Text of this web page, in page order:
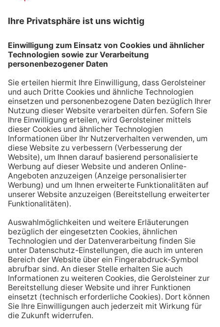
nicht vergisst. Denke daran, auch unterwegs immer
etwas Wasser dabei zu haben. Kleine PET-Flaschen mit
hinnehmen.
Tipp #2: Trinke direkt nach dem Aufstehen
Über Nacht verliert dein Körper Flüssigkeit. Um gut in
den Tag zu starten, solltest du deshalb direkt nach dem
Aufstehen ein großes Glas Wasser trinken. Stelle dir
zum Beispiel eine Flasche Mineralwasser direkt ans
Bett, damit du dieses kleine Morgenritual sofort
durchführen kannst.
Tipp #3: Vor und während jeder Mahlzeit
ein Glas Wasser trinken
Dadurch verknüpfst du das Trinken mit einem Ereignis.
einer Mahlzeit trinken, unterstützt du außerdem die
Produktion von Verdauungssäften. Zusätzlich fördert
das Trinken während des Essens das Sättigungsgefühl.
Tipp #4: Peppe dein Wasser auf
Wenn dir der Geschmack von purem Mineralwasser
nicht reichen sollte, dann kannst du deine Getränke mit
einfachen Mitteln verfeinern. Mische dir einfach